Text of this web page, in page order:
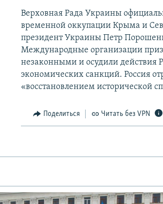
Верховная Рада Украины
временной оккупации Крыма и
президент Украины Петр
Международные организации
незаконными и осудили действия
экономических санкций. Россия
«восстановлением исторической
Поделиться Читать без VPN